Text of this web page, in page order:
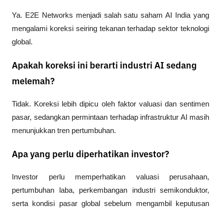
Ya. E2E Networks menjadi salah satu saham AI India yang
mengalami koreksi seiring tekanan terhadap sektor teknologi
global.
Apakah koreksi ini berarti industri AI sedang
melemah?
Tidak. Koreksi lebih dipicu oleh faktor valuasi dan sentimen
pasar, sedangkan permintaan terhadap infrastruktur AI masih
menunjukkan tren pertumbuhan.
Apa yang perlu diperhatikan investor?
Investor perlu memperhatikan valuasi perusahaan,
pertumbuhan laba, perkembangan industri semikonduktor,
serta kondisi pasar global sebelum mengambil keputusan